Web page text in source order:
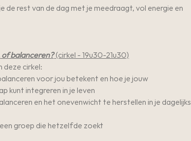
de rest van de dag met je meedraagt, vol energie en
of balanceren?(cirkel - 19u30-21u30)
deze cirkel:
voor jou betekent en hoe je jouw
kunt integreren in je leven
en het onevenwicht te herstellen in je dagelijks
een groep die hetzelfde zoekt